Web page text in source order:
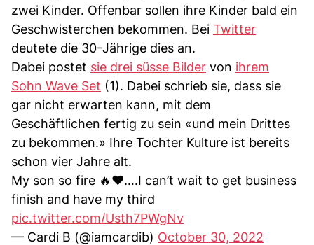
zwei Kinder. Offenbar sollen ihre Kinder bald ein
Geschwisterchen bekommen. Bei Twitter
deutete die 30-Jährige dies an.
Dabei postet sie drei süsse Bilder von ihrem
Sohn Wave Set (1). Dabei schrieb sie, dass sie
gar nicht erwarten kann, mit dem
Geschäftlichen fertig zu sein «und mein Drittes
zu bekommen.» Ihre Tochter Kulture ist bereits
schon vier Jahre alt.
My son so fire 🔥❤️….I can’t wait to get business
finish and have my third
pic.twitter.com/Usth7PWgNv
— Cardi B (@iamcardib) October 30, 2022